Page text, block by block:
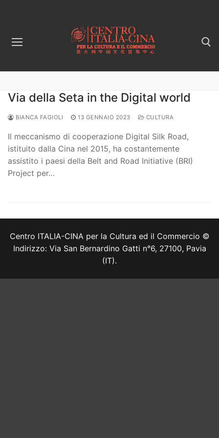
Via della Seta in the Digital world
BIANCA FAGIOLI 13 GENNAIO 2023 CULTURA
Il meccanismo di cooperazione Digital Silk Road,
istituito dalla Cina nel 2015, ha costantemente
assistito i paesi della Belt and Road Initiative (BRI)
Project per…
Centro ITALIA-CINA per la Cultura ed il Commercio ©
Indirizzo: Via San Bernardino Gatti n°6, 27100, Pavia
(IT).